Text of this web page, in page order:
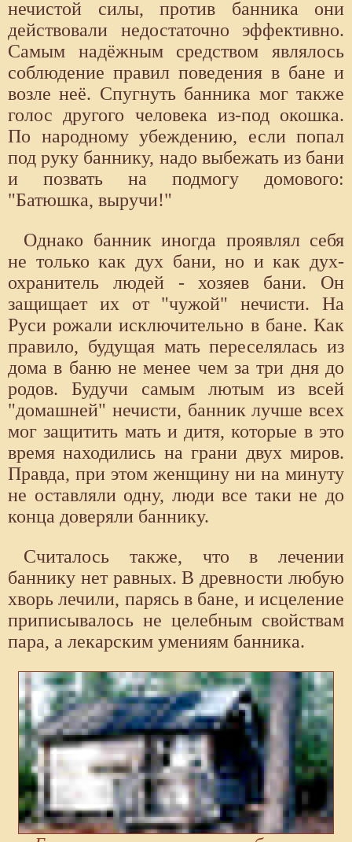
нечистой силы, против банника они
действовали недостаточно эффективно.
Самым надёжным средством являлось
соблюдение правил поведения в бане и
возле неё. Спугнуть банника мог также
голос другого человека из-под окошка.
По народному убеждению, если попал
под руку баннику, надо выбежать из бани
и позвать на подмогу домового:
"Батюшка, выручи!"
Однако банник иногда проявлял себя
не только как дух бани, но и как дух-
охранитель людей - хозяев бани. Он
защищает их от "чужой" нечисти. На
Руси рожали исключительно в бане. Как
правило, будущая мать переселялась из
дома в баню не менее чем за три дня до
родов. Будучи самым лютым из всей
"домашней" нечисти, банник лучше всех
мог защитить мать и дитя, которые в это
время находились на грани двух миров.
Правда, при этом женщину ни на минуту
не оставляли одну, люди все таки не до
конца доверяли баннику.
Считалось также, что в лечении
баннику нет равных. В древности любую
хворь лечили, парясь в бане, и исцеление
приписывалось не целебным свойствам
пара, а лекарским умениям банника.